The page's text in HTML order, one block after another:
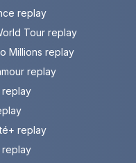
replay
Tour replay
Millions replay
replay
replay
replay
replay